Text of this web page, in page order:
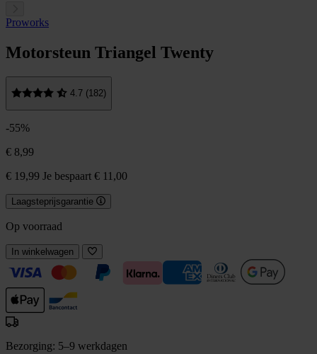
Proworks
Motorsteun Triangel Twenty
4.7 (182)
-55%
€ 8,99
€ 19,99 Je bespaart € 11,00
Laagsteprijsgarantie
Op voorraad
In winkelwagen
Bezorging: 5–9 werkdagen